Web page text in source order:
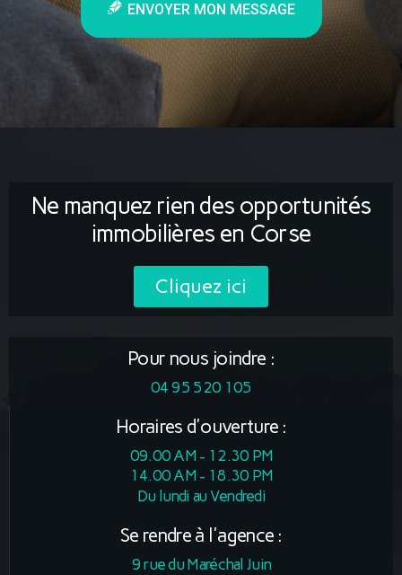
ENVOYER MON MESSAGE
Ne manquez rien des opportunités
immobilières en Corse
Cliquez ici
Pour nous joindre :
04 95 520 105
Horaires d'ouverture :
09.00 AM - 12.30 PM
14.00 AM - 18.30 PM
Du lundi au Vendredi
Se rendre à l'agence :
9 rue du Maréchal Juin